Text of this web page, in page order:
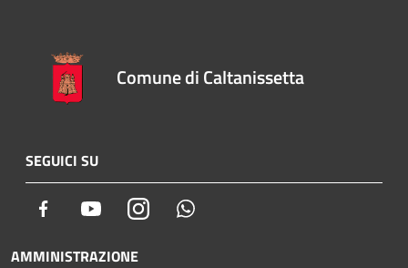
Comune di Caltanissetta
SEGUICI SU
Facebook YoutubeInstagram
AMMINISTRAZIONE